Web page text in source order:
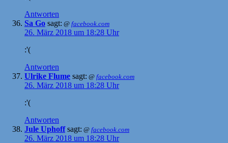
Antworten
Sa Go sagt: @ facebook.com
26. März 2018 um 18:28 Uhr
:'(
Antworten
Ulrike Flume sagt: @ facebook.com
26. März 2018 um 18:28 Uhr
:'(
Antworten
Jule Uphoff sagt: @ facebook.com
26. März 2018 um 18:28 Uhr